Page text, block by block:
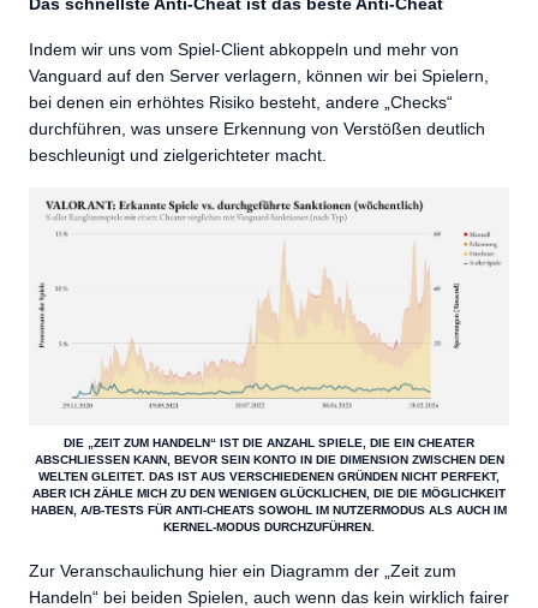
Indem wir uns vom Spiel-Client abkoppeln und mehr von
Vanguard auf den Server verlagern, können wir bei Spielern,
bei denen ein erhöhtes Risiko besteht, andere „Checks“
durchführen, was unsere Erkennung von Verstößen deutlich
beschleunigt und zielgerichteter macht.
DIE „ZEIT ZUM HANDELN“ IST DIE ANZAHL SPIELE, DIE EIN CHEATER
ABSCHLIESSEN KANN, BEVOR SEIN KONTO IN DIE DIMENSION ZWISCHEN DEN W
ELTEN GLEITET. DAS IST AUS VERSCHIEDENEN GRÜNDEN NICHT PERFEKT, A
BER ICH ZÄHLE MICH ZU DEN WENIGEN GLÜCKLICHEN, DIE DIE MÖGLICHKEIT H
ABEN, A/B-TESTS FÜR ANTI-CHEATS SOWOHL IM NUTZERMODUS ALS AUCH IM K
ERNEL-MODUS DURCHZUFÜHREN.
Zur Veranschaulichung hier ein Diagramm der „Zeit zum
Handeln“ bei beiden Spielen, auch wenn das kein wirklich fairer